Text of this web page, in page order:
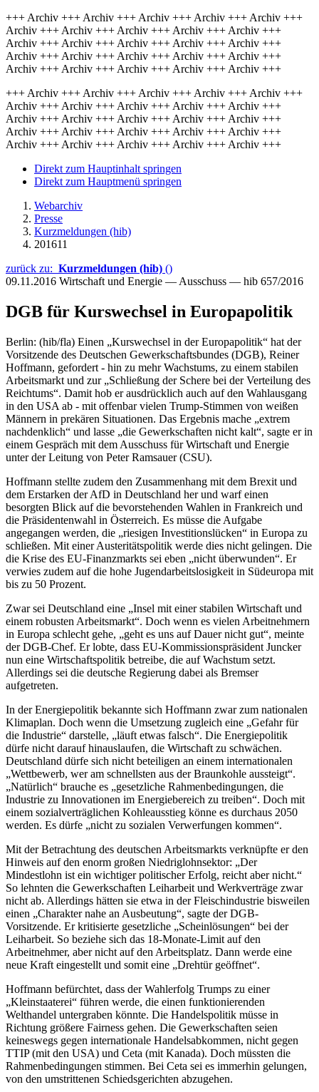
+++ Archiv +++ Archiv +++ Archiv +++ Archiv +++ Archiv +++
Archiv +++ Archiv +++ Archiv +++ Archiv +++ Archiv +++
Archiv +++ Archiv +++ Archiv +++ Archiv +++ Archiv +++
Archiv +++ Archiv +++ Archiv +++ Archiv +++ Archiv +++
Archiv +++ Archiv +++ Archiv +++ Archiv +++ Archiv +++
+++ Archiv +++ Archiv +++ Archiv +++ Archiv +++ Archiv +++
Archiv +++ Archiv +++ Archiv +++ Archiv +++ Archiv +++
Archiv +++ Archiv +++ Archiv +++ Archiv +++ Archiv +++
Archiv +++ Archiv +++ Archiv +++ Archiv +++ Archiv +++
Archiv +++ Archiv +++ Archiv +++ Archiv +++ Archiv +++
Direkt zum Hauptinhalt springen
Direkt zum Hauptmenü springen
Webarchiv
Presse
Kurzmeldungen (hib)
201611
zurück zu: Kurzmeldungen (hib) ()
09.11.2016 Wirtschaft und Energie — Ausschuss — hib 657/2016
DGB für Kurswechsel in Europapolitik
Berlin: (hib/fla) Einen „Kurswechsel in der Europapolitik“ hat der
Vorsitzende des Deutschen Gewerkschaftsbundes (DGB), Reiner
Hoffmann, gefordert - hin zu mehr Wachstums, zu einem stabilen
Arbeitsmarkt und zur „Schließung der Schere bei der Verteilung des
Reichtums“. Damit hob er ausdrücklich auch auf den Wahlausgang
in den USA ab - mit offenbar vielen Trump-Stimmen von weißen
Männern in prekären Situationen. Das Ergebnis mache „extrem
nachdenklich“ und lasse „die Gewerkschaften nicht kalt“, sagte er in
einem Gespräch mit dem Ausschuss für Wirtschaft und Energie
unter der Leitung von Peter Ramsauer (CSU).
Hoffmann stellte zudem den Zusammenhang mit dem Brexit und
dem Erstarken der AfD in Deutschland her und warf einen
besorgten Blick auf die bevorstehenden Wahlen in Frankreich und
die Präsidentenwahl in Österreich. Es müsse die Aufgabe
angegangen werden, die „riesigen Investitionslücken“ in Europa zu
schließen. Mit einer Austeritätspolitik werde dies nicht gelingen. Die
die Krise des EU-Finanzmarkts sei eben „nicht überwunden“. Er
verwies zudem auf die hohe Jugendarbeitslosigkeit in Südeuropa mit
bis zu 50 Prozent.
Zwar sei Deutschland eine „Insel mit einer stabilen Wirtschaft und
einem robusten Arbeitsmarkt“. Doch wenn es vielen Arbeitnehmern
in Europa schlecht gehe, „geht es uns auf Dauer nicht gut“, meinte
der DGB-Chef. Er lobte, dass EU-Kommissionspräsident Juncker
nun eine Wirtschaftspolitik betreibe, die auf Wachstum setzt.
Allerdings sei die deutsche Regierung dabei als Bremser
aufgetreten.
In der Energiepolitik bekannte sich Hoffmann zwar zum nationalen
Klimaplan. Doch wenn die Umsetzung zugleich eine „Gefahr für
die Industrie“ darstelle, „läuft etwas falsch“. Die Energiepolitik
dürfe nicht darauf hinauslaufen, die Wirtschaft zu schwächen.
Deutschland dürfe sich nicht beteiligen an einem internationalen
„Wettbewerb, wer am schnellsten aus der Braunkohle aussteigt“.
„Natürlich“ brauche es „gesetzliche Rahmenbedingungen, die
Industrie zu Innovationen im Energiebereich zu treiben“. Doch mit
einem sozialverträglichen Kohleausstieg könne es durchaus 2050
werden. Es dürfe „nicht zu sozialen Verwerfungen kommen“.
Mit der Betrachtung des deutschen Arbeitsmarkts verknüpfte er den
Hinweis auf den enorm großen Niedriglohnsektor: „Der
Mindestlohn ist ein wichtiger politischer Erfolg, reicht aber nicht.“
So lehnten die Gewerkschaften Leiharbeit und Werkverträge zwar
nicht ab. Allerdings hätten sie etwa in der Fleischindustrie bisweilen
einen „Charakter nahe an Ausbeutung“, sagte der DGB-
Vorsitzende. Er kritisierte gesetzliche „Scheinlösungen“ bei der
Leiharbeit. So beziehe sich das 18-Monate-Limit auf den
Arbeitnehmer, aber nicht auf den Arbeitsplatz. Dann werde eine
neue Kraft eingestellt und somit eine „Drehtür geöffnet“.
Hoffmann befürchtet, dass der Wahlerfolg Trumps zu einer
„Kleinstaaterei“ führen werde, die einen funktionierenden
Welthandel untergraben könnte. Die Handelspolitik müsse in
Richtung größere Fairness gehen. Die Gewerkschaften seien
keineswegs gegen internationale Handelsabkommen, nicht gegen
TTIP (mit den USA) und Ceta (mit Kanada). Doch müssten die
Rahmenbedingungen stimmen. Bei Ceta sei es immerhin gelungen,
von den umstrittenen Schiedsgerichten abzugehen.